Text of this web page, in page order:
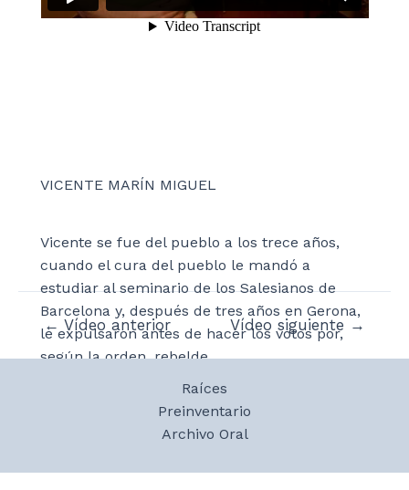
VICENTE MARÍN MIGUEL
Vicente se fue del pueblo a los trece años,
cuando el cura del pueblo le mandó a
estudiar al seminario de los Salesianos de
Barcelona y, después de tres años en Gerona,
le expulsaron antes de hacer los votos por,
según la orden, rebelde.
Navegación
← Vídeo anterior Vídeo siguiente →
Raíces
Preinventario
Archivo Oral